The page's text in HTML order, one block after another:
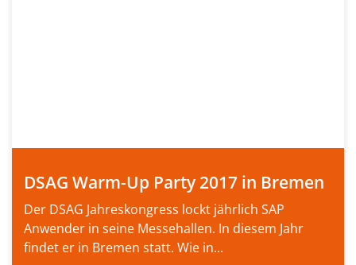
DSAG Warm-Up Party 2017 in Bremen
Der DSAG Jahreskongress lockt jährlich SAP
Anwender in seine Messehallen. In diesem Jahr
findet er in Bremen statt. Wie in...